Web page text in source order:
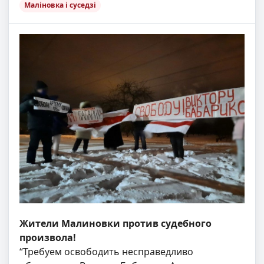
Маліновка і суседзі
Жители Малиновки против судебного
произвола!
“Требуем освободить несправедливо